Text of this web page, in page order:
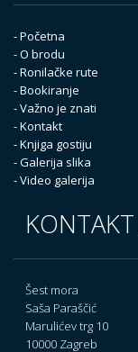
- Početna
- O brodu
- Ronilačke rute
- Bookiranje
- Važno je znati
- Kontakt
- Knjiga gostiju
- Galerija slika
- Video galerija
Šest mora
Saša Paraščić
Marulićev trg 10
10000 Zagreb